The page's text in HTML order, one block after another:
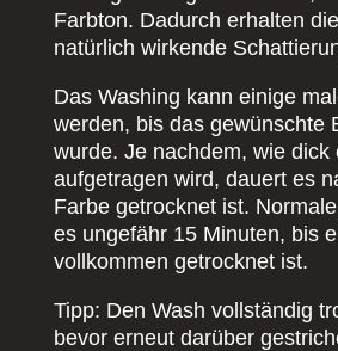
Farbton. Dadurch erhalten
natürlich wirkende
Das Washing kann einige
werden, bis das gewünschte
wurde. Je nachdem, wie dick
aufgetragen wird, dauert es
Farbe getrocknet ist.
es ungefähr 15 Minuten, bis
vollkommen getrocknet ist.
Tipp: Den Wash vollständig
bevor erneut darüber